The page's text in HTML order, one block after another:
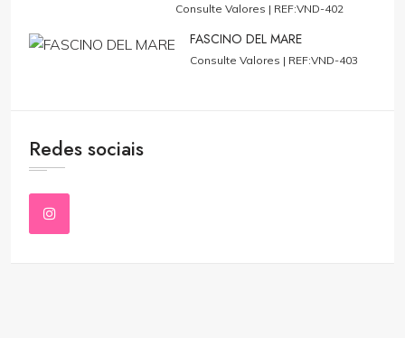
Consulte Valores | REF:VND-402
FASCINO DEL MARE
Consulte Valores | REF:VND-403
Redes sociais